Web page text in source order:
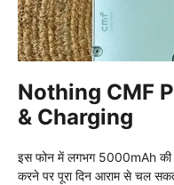
Nothing CMF
& Charging
इस फोन में लगभग 5000mAh की
करने पर पूरा दिन आराम से चल